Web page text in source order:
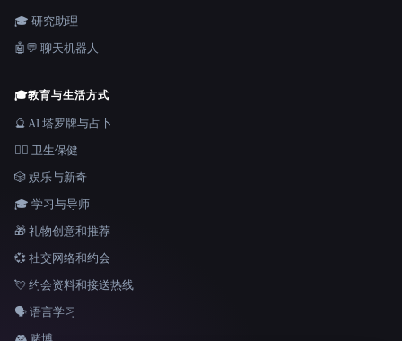
🎓 研究助理
🤖💬 聊天机器人
🎓教育与生活方式
🔮 AI 塔罗牌与占卜
👩‍⚕️ 卫生保健
🎲 娱乐与新奇
🎓 学习与导师
🎁 礼物创意和推荐
💞 社交网络和约会
💘 约会资料和接送热线
🗣️ 语言学习